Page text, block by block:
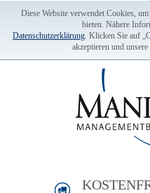
Diese Website verwendet Cookies,
bieten. Nähere
Datenschutzerklärung. Klicken Sie auf
akzeptieren und